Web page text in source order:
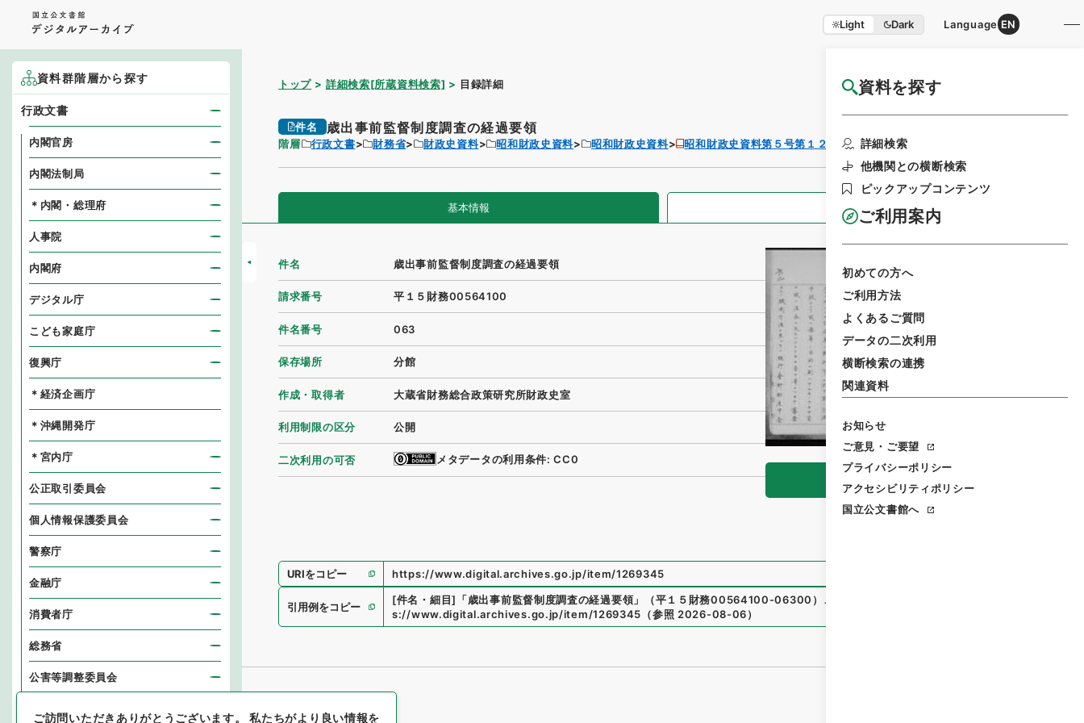
Light Dark Language EN
資料を探す
詳細検索
他機関との横断検索
ピックアップコンテンツ
ご利用案内
初めての方へ
ご利用方法
よくあるご質問
データの二次利用
横断検索の連携
関連資料
お知らせ
ご意見・ご要望
プライバシーポリシー
アクセシビリティポリシー
国立公文書館へ
トップ 詳細検索[所蔵資料検索] 目録詳細 国立公文書館HP利用案内
件名 歳出事前監督制度調査の経過要領
階層 行政文書 財務省 財政史資料 昭和財政史資料 昭和財政史資料 昭和財政史資料第５号第１２冊
基本情報 全ての情報
件名 歳出事前監督制度調査の経過要領
請求番号 平１５財務00564100
件名番号 063
保存場所 分館
作成・取得者 大蔵省財務総合政策研究所財政史室
利用制限の区分 公開
二次利用の可否 メタデータの利用条件: CC0
URIをコピー https://www.digital.archives.go.jp/item/1269345
引用例をコピー
[件名・細目] 「歳出事前監督制度調査の経過要領」 （平１５財務00564100-06300 ） 、
s://www.digital.archives.go.jp/item/1269345 （参照 2026-08-06）
資料群階層から探す
行政文書
内閣官房
内閣法制局
＊内閣・総理府
人事院
内閣府
デジタル庁
こども家庭庁
復興庁
＊経済企画庁
＊沖縄開発庁
＊宮内庁
公正取引委員会
個人情報保護委員会
警察庁
金融庁
消費者庁
総務省
公害等調整委員会
ご訪問いただきありがとうございます。私たちがより良い情報を